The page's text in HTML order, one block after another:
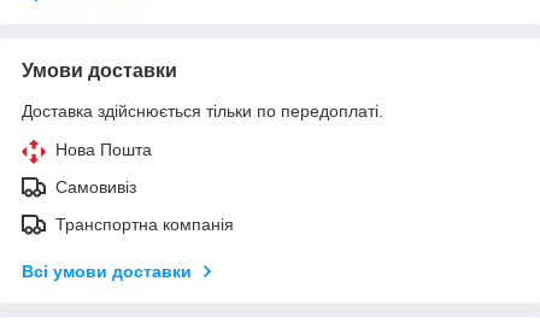
Умови доставки
Доставка здійснюється тільки по передоплаті.
Нова Пошта
Самовивіз
Транспортна компанія
Всі умови доставки